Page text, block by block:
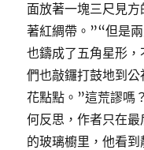
面放著一塊三尺見
著紅綢帶。”“但是
也鑄成了五角星形
們也敲鑼打鼓地到
花點點。”這荒謬嗎
何反思，作者只在
的玻璃櫥里，他看